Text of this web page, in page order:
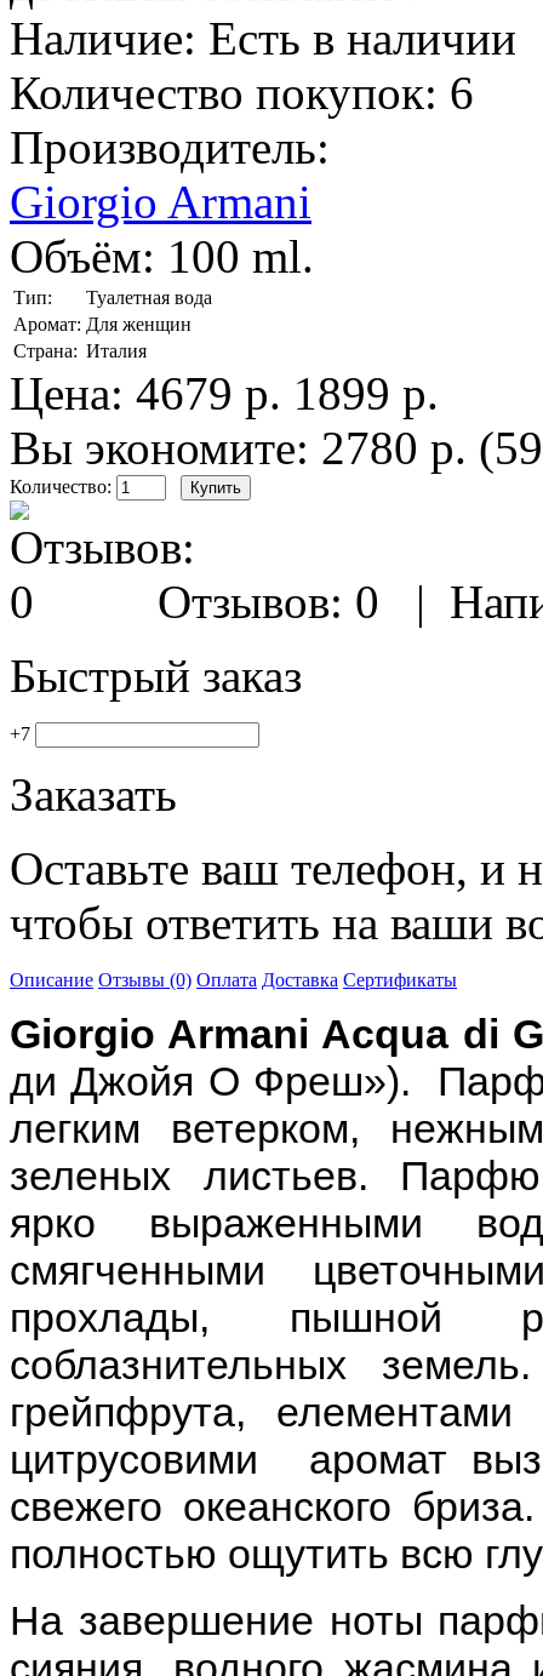
Наличие: Есть в наличии
Количество покупок: 6
Производитель:
Giorgio Armani
Объём: 100 ml.
Тип:
Туалетная вода
Аромат: Для женщин
Страна: Италия
Цена: 4679 р. 1899 р.
Вы экономите: 2780 р.
Количество:
Отзывов: 0 |
Быстрый заказ
+7
Заказать
Оставьте ваш телефон, и
чтобы ответить на ваши
Описание Отзывы (0) Оплата Доставка Сертификаты
Giorgio Armani Acqua di
ди Джойя О Фреш»).
легким ветерком,
зеленых листьев.
ярко выраженными
смягченными
прохлады, пышной
соблазнительных
грейпфрута,
цитрусовими аромат
свежего океанского
полностью ощутить всю
На завершение ноты